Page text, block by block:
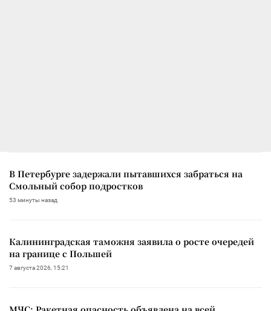
В Петербурге задержали пытавшихся забраться на
Смольный собор подростков
53 минуты назад
Калининградская таможня заявила о росте очередей
на границе с Польшей
7 августа 2026, 15:21